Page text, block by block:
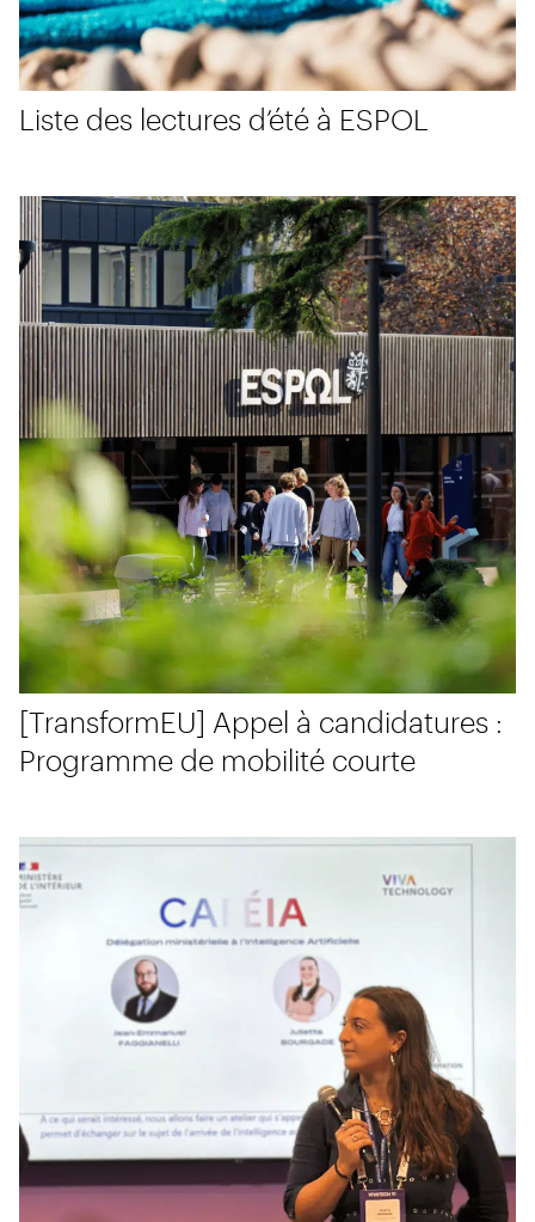
Liste des lectures d’été à ESPOL
[TransformEU] Appel à candidatures :
Programme de mobilité courte